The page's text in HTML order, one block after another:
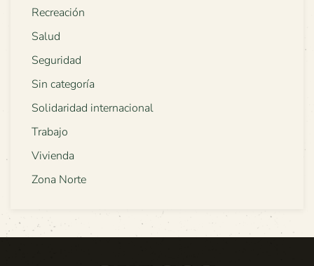
Recreación
Salud
Seguridad
Sin categoría
Solidaridad internacional
Trabajo
Vivienda
Zona Norte